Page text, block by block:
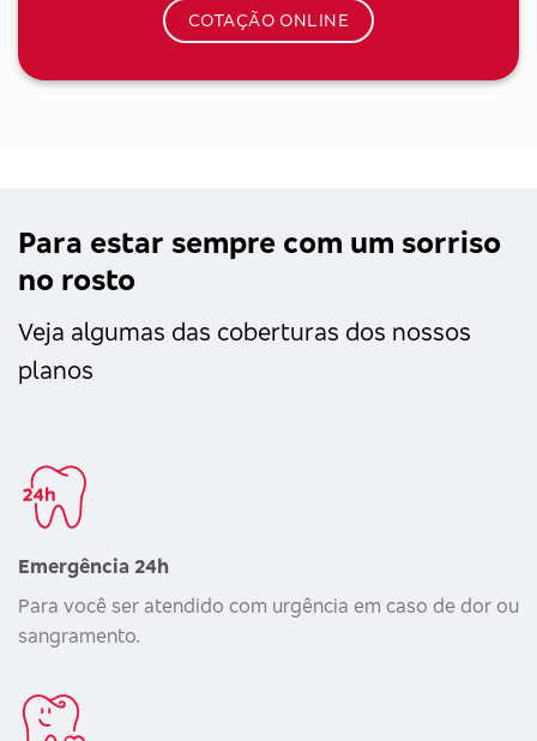
COTAÇÃO ONLINE
Para estar sempre com um sorriso
no rosto
Veja algumas das coberturas dos nossos
planos
Emergência 24h
Para você ser atendido com urgência em caso de dor ou
sangramento.